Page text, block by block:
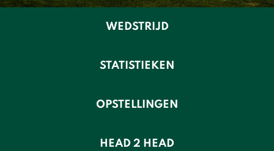
WEDSTRIJD
STATISTIEKEN
OPSTELLINGEN
HEAD 2 HEAD